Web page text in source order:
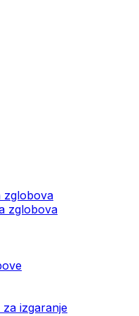
zglobova
zglobova
izgaranje